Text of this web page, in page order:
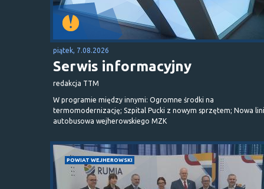
piątek, 7.08.2026
Serwis informacyjny
redakcja TTM
W programie między innymi: Ogromne środki na
termomodernizację; Szpital Pucki z nowym sprzętem; Nowa
autobusowa wejherowskiego MZK
POWIAT WEJHEROWSKI